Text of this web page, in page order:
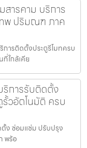
ารคาม บริการ
ทพ ปริมณฑ ภาค
ารติดตั้งประตูรีโมทครบ
ใกล้เคีย
การรับติดตั้ง
วอัตโนมัติ ครบ
ง ซ่อมแซ่ม ปรับปรุง
พร้อ